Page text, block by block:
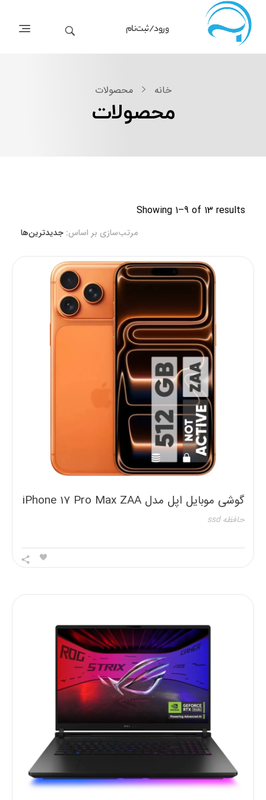
ورود/ثبت‌نام
خانه محصولات
محصولات
Showing 1–9 of 13 results
مرتب‌سازی بر اساس: جدیدترین‌ها
گوشی موبایل اپل مدل iPhone 17 Pro Max ZAA
حافظه ssd